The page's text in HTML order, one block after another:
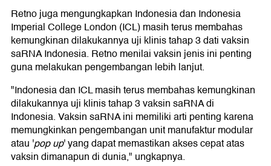
Retno juga mengungkapkan Indonesia dan Indonesia
Imperial College London (ICL) masih terus membahas
kemungkinan dilakukannya uji klinis tahap 3 dati vaksin
saRNA Indonesia. Retno menilai vaksin jenis ini penting
guna melakukan pengembangan lebih lanjut.
"Indonesia dan ICL masih terus membahas kemungkinan
dilakukannya uji klinis tahap 3 vaksin saRNA di
Indonesia. Vaksin saRNA ini memiliki arti penting karena
memungkinkan pengembangan unit manufaktur modular
atau 'pop up' yang dapat memastikan akses cepat atas
vaksin dimanapun di dunia," ungkapnya.